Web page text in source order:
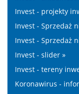
Invest - projekty
Invest - Sprzedaż
Invest - Sprzedaż
Invest - slider »
Invest - tereny
Koronawirus -